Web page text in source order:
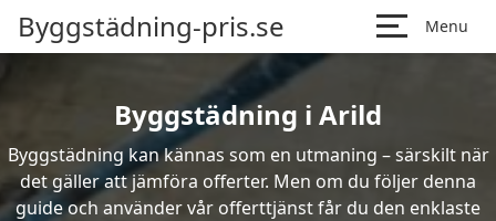
Byggstädning-pris.se Menu
Byggstädning i Arild
Byggstädning kan kännas som en utmaning – särskilt när
det gäller att jämföra offerter. Men om du följer denna
guide och använder vår offerttjänst får du den enklaste